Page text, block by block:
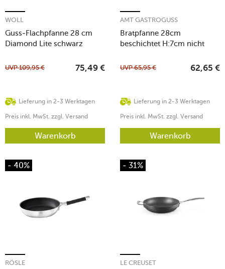
Guss-Flachpfanne 28 cm
Diamond Lite schwarz
WOLL
Lieferung in 2-3 Werktagen
UVP109,95 € 75,49 €
Preis inkl. MwSt. zzgl. Versand
Warenkorb
Bratpfanne 28cm
beschichtet H:7cm nicht
AMT GASTROGUSS
Lieferung in 2-3 Werktagen
UVP65,95 € 62,65 €
Preis inkl. MwSt. zzgl. Versand
Warenkorb
- 40%
RÖSLE
- 31%
LE CREUSET